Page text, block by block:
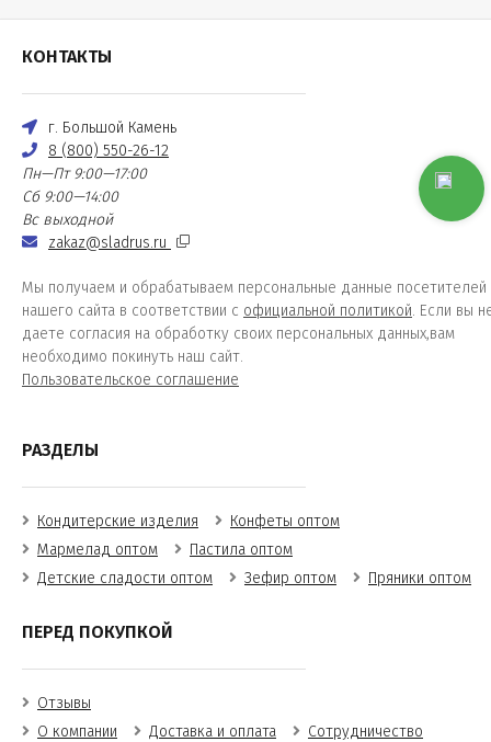
КОНТАКТЫ
г. Большой Камень
8 (800) 550-26-12
Пн—Пт 9:00—17:00
Сб 9:00—14:00
Вс выходной
zakaz@sladrus.ru
Мы получаем и обрабатываем персональные данные посетителей
нашего сайта в соответствии с официальной политикой. Если вы
даете согласия на обработку своих персональных данных,вам
необходимо покинуть наш сайт.
Пользовательское соглашение
РАЗДЕЛЫ
Кондитерские изделия
Конфеты оптом
Мармелад оптом
Пастила оптом
Детские сладости оптом
Зефир оптом Пряники оптом
ПЕРЕД ПОКУПКОЙ
Отзывы
О компании
Доставка и оплата
Сотрудничество